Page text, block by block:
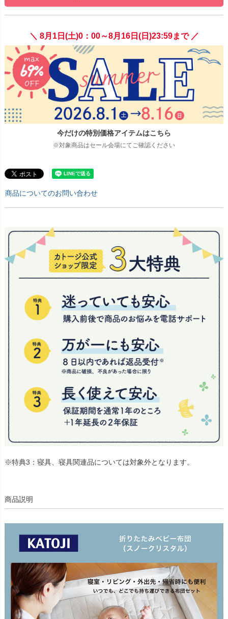
＼ 8月1日(土)0：00～8月16日(日)23:59まで ／
今だけの特別価格アイテムはこちら
※対象商品はセール会場にてご確認ください
商品についてのお問い合わせ
※特典3：寝具、寝具関連品については対象外となります。
商品説明